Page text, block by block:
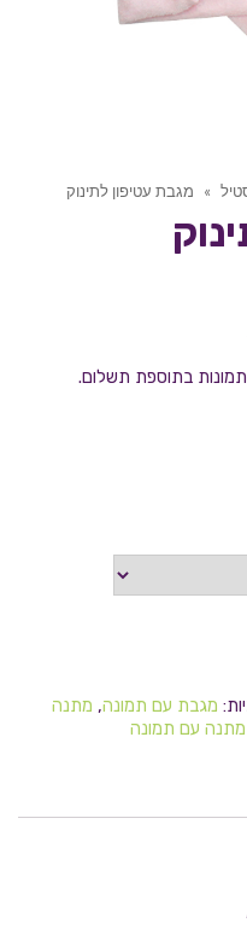
» מגבת עטיפון לתינוק
בתוספת תשלום.
מגבת עם תמונה, מתנה
מתנה עם תמונה